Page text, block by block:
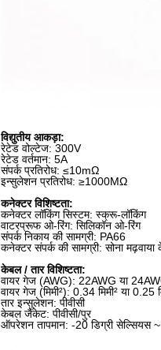
विद्युतीय आकड़ा:
रेटेड वोल्टेज: 300V
रेटेड वर्तमान: 5A
संपर्क प्रतिरोध: ≤10mΩ
इन्सुलेशन प्रतिरोध: ≥1000MΩ
कनेक्टर विशिष्टता:
कनेक्टर लॉकिंग सिस्टम: स्क्रू-लॉकिंग
वाटरप्रूफ ओ-रिंग: सिलिकॉन ओ-रिंग
संपर्क निकाय की सामग्री: PA66
कनेक्टर संपर्क की सामग्री: सोना
केबल / तार विशिष्टता:
वायर गेज (AWG): 22AWG या
वायर गेज (मिमी²): 0.34 मिमी² या 0.25
तार इन्सुलेशन: पीवीसी
केबल जैकेट: पीवीसी/पुर
ऑपरेशन तापमान: -20 डिग्री सेल्सियस